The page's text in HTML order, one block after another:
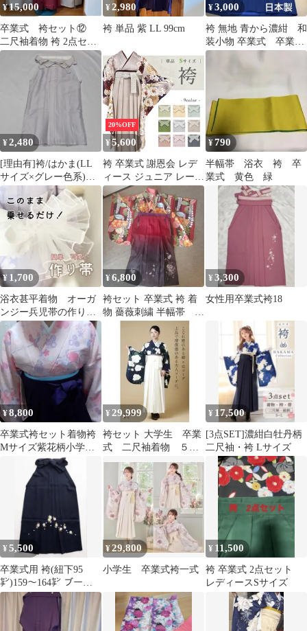
¥15,000
卒業式 袴セット⑫
二尺袖着物 袴 2点セッ
ト 黄色 花柄 えんじ色
¥2,980
袴 単品 紫 LL 99cm
¥3,000
袴 無地 青から濃紺 和
装小物 卒業式 卒業式
袴 着付け練習用に
¥2,480
[理由有]袴/はかま(LL
サイズ×グレー色系)卒
業式♪935
20%OFF
¥5,600
袴 卒業式 謝恩会 レデ
ィース ジュニア レース
大学生 小学生 ブーツ
にも 単品 Sサイズ 選べ
る 9色 seax9
¥790
半幅帯 浴衣 袴 卒
業式 黄色 緑
¥ 1,700
浴衣甚平着物 オーガ
ンジー兵児帯の作り
帯 成人式振袖 卒業
式袴 七五三 ピンク
白
¥6,800
袴セット 卒業式 袴 着
物 薔薇刺繍 半幅帯 重
¥3,300
女性用卒業式袴18
¥8,800
卒業式袴セット着物袴
Mサイズ紫花柄小学校
桜柄着物 袴セット
¥ 29,999
袴セット 大学生 卒業
式 二尺袖着物 ５点
セット
¥ 17,500
[3点SET]濃紺白牡丹柄
二尺袖・袴 Lサイズ
¥5,500
卒業式用 袴(紐下95
㌢)159〜164㌢ ブーツ
＋10㌢可 単品 紺
¥29,800
小学生 卒業式袴一式
¥ 11,500
袴 卒業式 2点セット
レディースSサイズ